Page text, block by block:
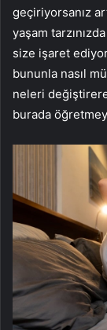
geçiriyorsanız
yaşam
size işaret
bununla nasıl
neleri
burada